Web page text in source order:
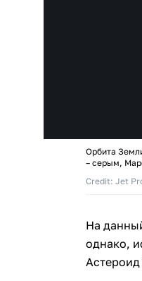
Орбита
– серым,
Credit: Jet
На
однако,
Астероид